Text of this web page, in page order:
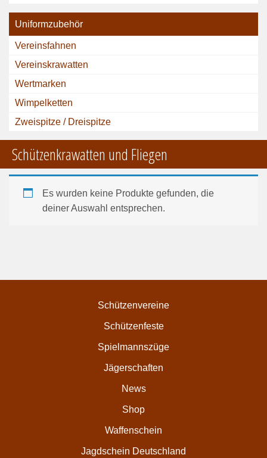
Uniformzubehör
Vereinsfahnen
Vereinskrawatten
Wertmarken
Wimpelketten
Zweispitze / Dreispitze
Schützenkrawatten und Fliegen
Es wurden keine Produkte gefunden, die
deiner Auswahl entsprechen.
Schützenvereine
Schützenfeste
Spielmannszüge
Jägerschaften
News
Shop
Waffenschein
Jagdschein Deutschland